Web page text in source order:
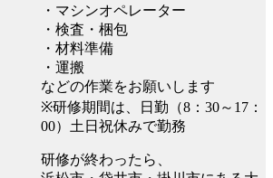
・マシンオペレーター
・検査・梱包
・材料準備
・運搬
などの作業をお願いします
※研修期間は、日勤（8：30～17：
00）土日祝休みで勤務
研修が終わったら、